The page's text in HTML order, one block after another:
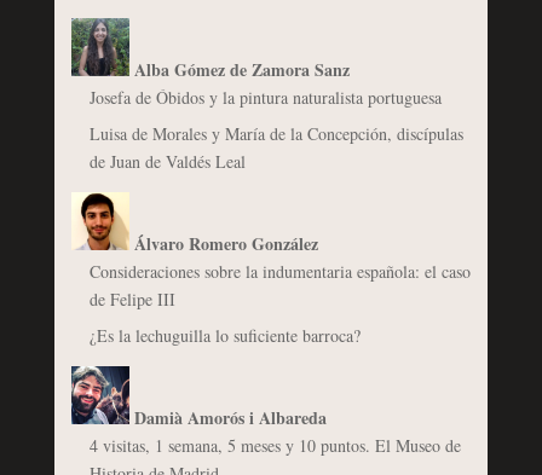
Alba Gómez de Zamora Sanz
Josefa de Óbidos y la pintura naturalista portuguesa
Luisa de Morales y María de la Concepción, discípulas
de Juan de Valdés Leal
Álvaro Romero González
Consideraciones sobre la indumentaria española: el caso
de Felipe III
¿Es la lechuguilla lo suficiente barroca?
Damià Amorós i Albareda
4 visitas, 1 semana, 5 meses y 10 puntos. El Museo de